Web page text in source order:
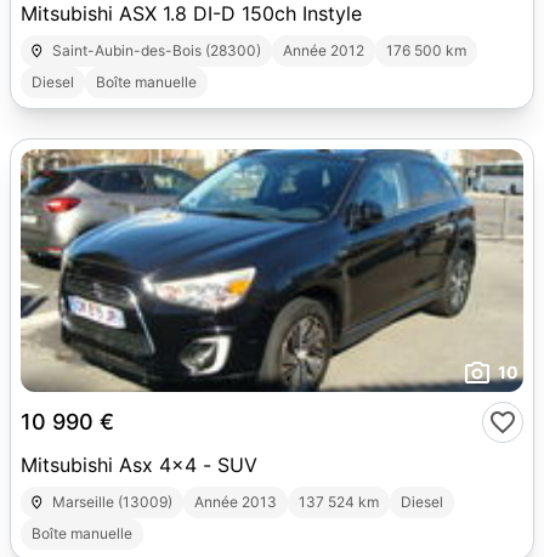
Mitsubishi ASX 1.8 DI-D 150ch Instyle
Saint-Aubin-des-Bois (28300) Année 2012
176 500 km
Diesel
Boîte manuelle
10
10 990 €
Mitsubishi Asx 4x4 - SUV
Marseille (13009) Année 2013 137 524 km
Diesel
Boîte manuelle